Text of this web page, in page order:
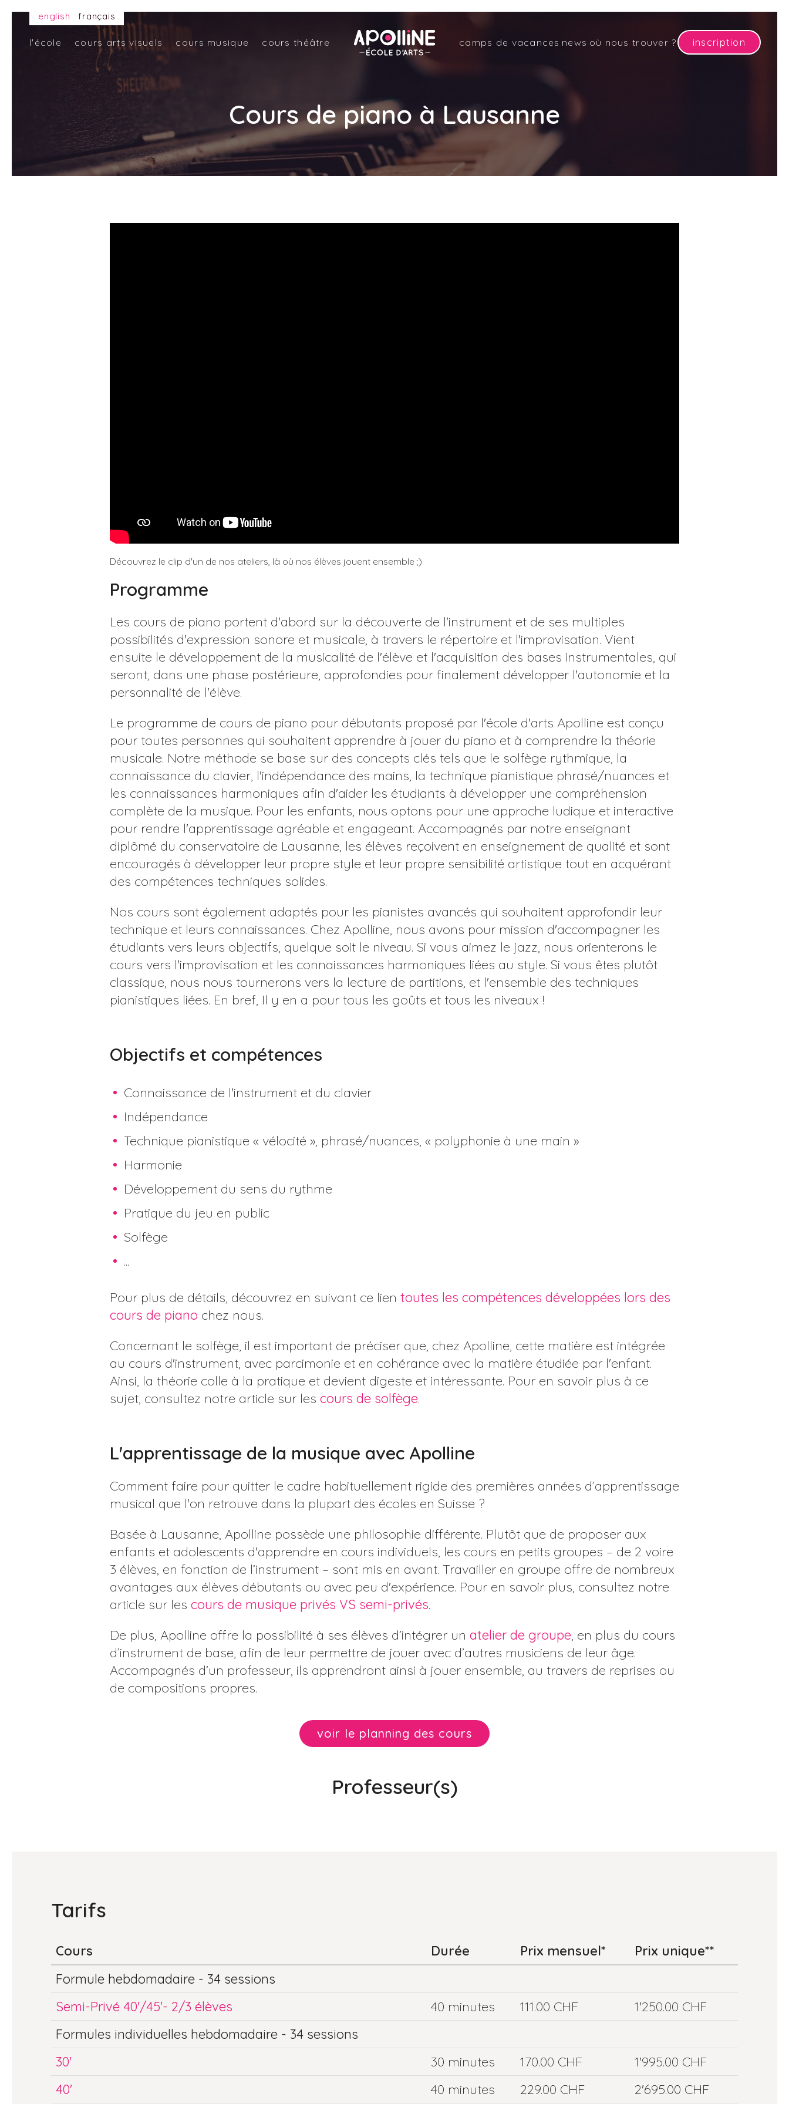
Apolline
d'arts
l'école cours arts visuels cours musique cours théâtre camps de vacances news où nous trouver ? inscription
english français
Cours de piano à Lausanne
Découvrez le clip d'un de nos ateliers, là où nos élèves jouent ensemble ;)
Programme
Les cours de piano portent d'abord sur la découverte de l'instrument et de ses multiples
possibilités d'expression sonore et musicale, à travers le répertoire et l'improvisation. Vient
ensuite le développement de la musicalité de l'élève et l'acquisition des bases instrumentales, qui
seront, dans une phase postérieure, approfondies pour finalement développer l'autonomie et la
personnalité de l'élève.
Le programme de cours de piano pour débutants proposé par l'école d'arts Apolline est conçu
pour toutes personnes qui souhaitent apprendre à jouer du piano et à comprendre la théorie
musicale. Notre méthode se base sur des concepts clés tels que le solfège rythmique, la
connaissance du clavier, l'indépendance des mains, la technique pianistique phrasé/nuances et
les connaissances harmoniques afin d'aider les étudiants à développer une compréhension
complète de la musique. Pour les enfants, nous optons pour une approche ludique et interactive
pour rendre l'apprentissage agréable et engageant. Accompagnés par notre enseignant
diplômé du conservatoire de Lausanne, les élèves reçoivent en enseignement de qualité et sont
encouragés à développer leur propre style et leur propre sensibilité artistique tout en acquérant
des compétences techniques solides.
Nos cours sont également adaptés pour les pianistes avancés qui souhaitent approfondir leur
technique et leurs connaissances. Chez Apolline, nous avons pour mission d'accompagner les
étudiants vers leurs objectifs, quelque soit le niveau. Si vous aimez le jazz, nous orienterons le
cours vers l'improvisation et les connaissances harmoniques liées au style. Si vous êtes plutôt
classique, nous nous tournerons vers la lecture de partitions, et l'ensemble des techniques
pianistiques liées. En bref, Il y en a pour tous les goûts et tous les niveaux !
Objectifs et compétences
Connaissance de l'instrument et du clavier
Indépendance
Technique pianistique « vélocité », phrasé/nuances, « polyphonie à une main »
Harmonie
Développement du sens du rythme
Pratique du jeu en public
Solfège
...
Pour plus de détails, découvrez en suivant ce lien toutes les compétences développées lors des
cours de piano chez nous.
Concernant le solfège, il est important de préciser que, chez Apolline, cette matière est intégrée
au cours d'instrument, avec parcimonie et en cohérance avec la matière étudiée par l'enfant.
Ainsi, la théorie colle à la pratique et devient digeste et intéressante. Pour en savoir plus à ce
sujet, consultez notre article sur les cours de solfège.
L'apprentissage de la musique avec Apolline
Comment faire pour quitter le cadre habituellement rigide des premières années d’apprentissage
musical que l'on retrouve dans la plupart des écoles en Suisse ?
Basée à Lausanne, Apolline possède une philosophie différente. Plutôt que de proposer aux
enfants et adolescents d'apprendre en cours individuels, les cours en petits groupes – de 2 voire
3 élèves, en fonction de l’instrument – sont mis en avant. Travailler en groupe offre de nombreux
avantages aux élèves débutants ou avec peu d'expérience. Pour en savoir plus, consultez notre
article sur les cours de musique privés VS semi-privés.
De plus, Apolline offre la possibilité à ses élèves d’intégrer un atelier de groupe, en plus du cours
d’instrument de base, afin de leur permettre de jouer avec d’autres musiciens de leur âge.
Accompagnés d’un professeur, ils apprendront ainsi à jouer ensemble, au travers de reprises ou
de compositions propres.
voir le planning des cours
Professeur(s)
Tarifs
Cours Durée Prix mensuel*
Prix unique**
Formule hebdomadaire - 34 sessions
Semi-Privé 40'/45'- 2/3 élèves
40 minutes 111.00 CHF
1'250.00 CHF
Formules individuelles hebdomadaire - 34 sessions
30'
30 minutes 170.00 CHF
1'995.00 CHF
40'
40 minutes 229.00 CHF 2'695.00 CHF